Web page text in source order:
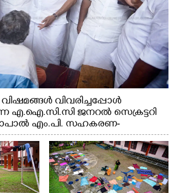
വിവരിച്ചപ്പോൾ
എ.ഐ.സി.സി ജനറൽ സെക്രട്ടറി
എം.പി. സഹകരണ-
എം. ലിജു, എന്നിവർ